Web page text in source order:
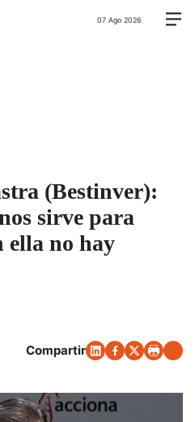
07 Ago 2026
(Bestinver):
sirve para
ella no hay
Compartir